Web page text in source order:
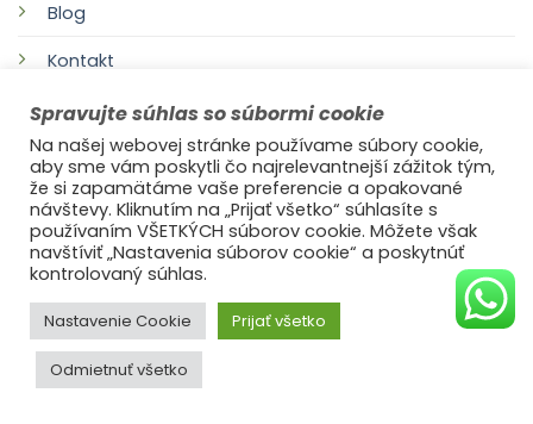
Blog
Kontakt
©2021Ufonaut - Webcreation
© 2025
Spravujte súhlas so súbormi cookie
Na našej webovej stránke používame súbory cookie,
aby sme vám poskytli čo najrelevantnejší zážitok tým,
že si zapamätáme vaše preferencie a opakované
návštevy. Kliknutím na „Prijať všetko“ súhlasíte s
používaním VŠETKÝCH súborov cookie. Môžete však
navštíviť „Nastavenia súborov cookie“ a poskytnúť
kontrolovaný súhlas.
Nastavenie Cookie Prijať všetko
Odmietnuť všetko